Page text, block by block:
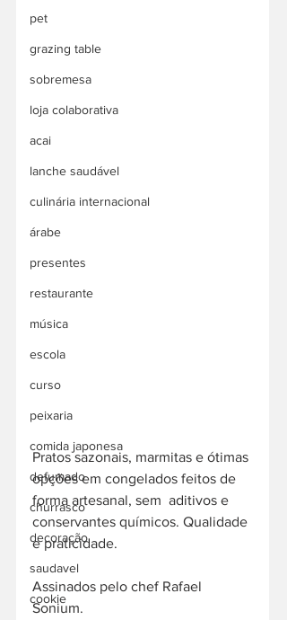
pet
grazing table
sobremesa
loja colaborativa
acai
lanche saudável
culinária internacional
árabe
presentes
restaurante
música
escola
curso
peixaria
comida japonesa
defumado
churrasco
decoração
saudavel
cookie
Pratos sazonais, marmitas e ótimas
opções em congelados feitos de
forma artesanal, sem  aditivos e
conservantes químicos. Qualidade
e praticidade.
Assinados pelo chef Rafael
Sonium.